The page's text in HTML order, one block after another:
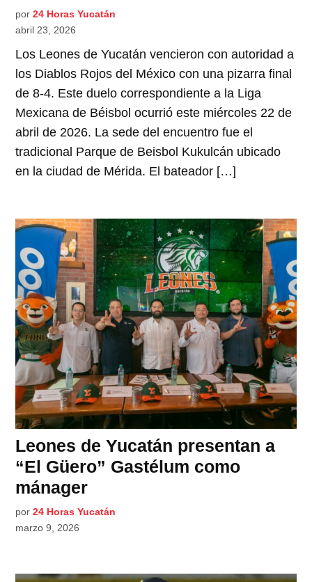
por 24 Horas Yucatán
abril 23, 2026
Los Leones de Yucatán vencieron con autoridad a
los Diablos Rojos del México con una pizarra final
de 8-4. Este duelo correspondiente a la Liga
Mexicana de Béisbol ocurrió este miércoles 22 de
abril de 2026. La sede del encuentro fue el
tradicional Parque de Beisbol Kukulcán ubicado
en la ciudad de Mérida. El bateador […]
Leones de Yucatán presentan a
“El Güero” Gastélum como
mánager
por 24 Horas Yucatán
marzo 9, 2026